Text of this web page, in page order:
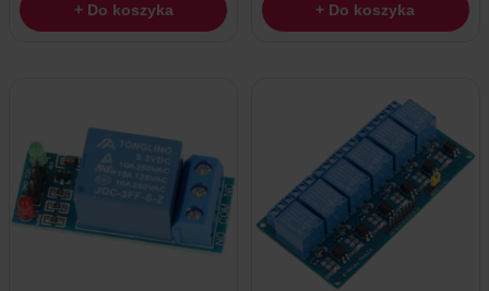
+ Do koszyka + Do koszyka